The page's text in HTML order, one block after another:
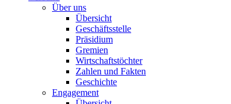
Über uns
Übersicht
Geschäftsstelle
Präsidium
Gremien
Wirtschaftstöchter
Zahlen und Fakten
Geschichte
Engagement